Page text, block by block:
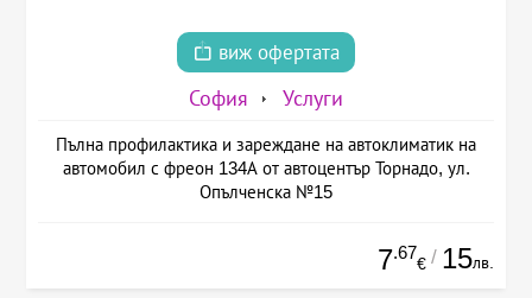
виж офертата
София Услуги
Пълна профилактика и зареждане на автоклиматик на
автомобил с фреон 134А от автоцентър Торнадо, ул.
Опълченска №15
7.67
€ / 15лв.